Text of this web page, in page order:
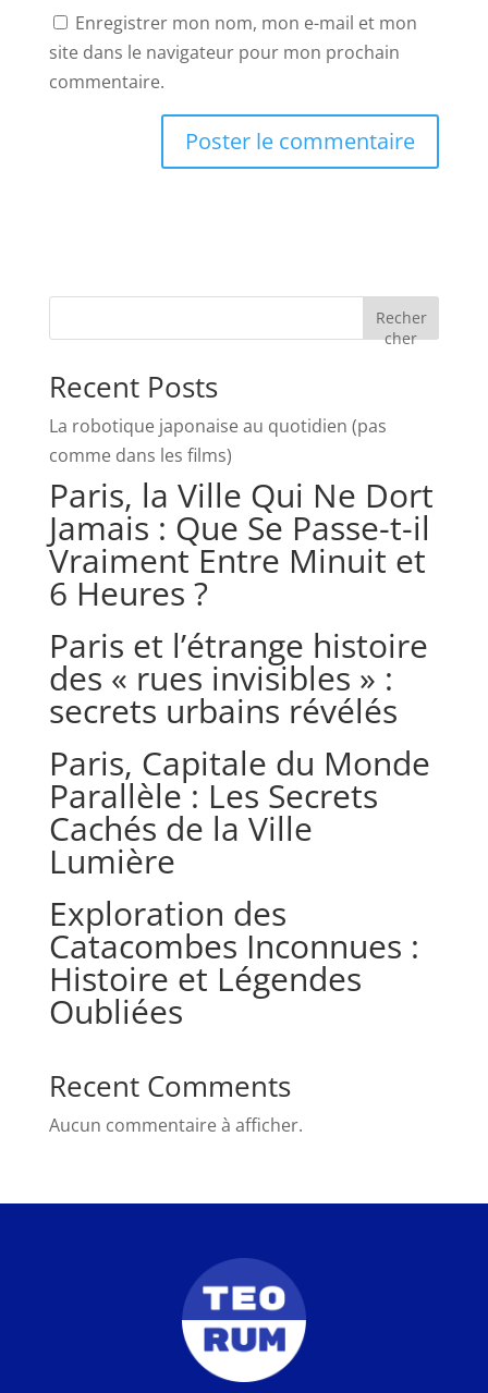
Enregistrer mon nom, mon e-mail et mon
site dans le navigateur pour mon prochain
commentaire.
Recher
cher
Recent Posts
La robotique japonaise au quotidien (pas
comme dans les films)
Paris, la Ville Qui Ne Dort
Jamais : Que Se Passe-t-il
Vraiment Entre Minuit et
6 Heures ?
Paris et l’étrange histoire
des « rues invisibles » :
secrets urbains révélés
Paris, Capitale du Monde
Parallèle : Les Secrets
Cachés de la Ville
Lumière
Exploration des
Catacombes Inconnues :
Histoire et Légendes
Oubliées
Recent Comments
Aucun commentaire à afficher.